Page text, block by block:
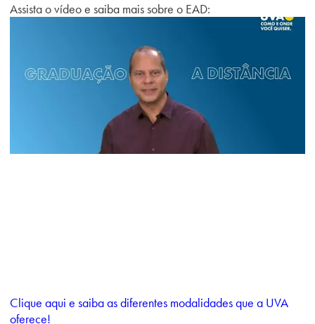
Assista o vídeo e saiba mais sobre o EAD:
Clique aqui e saiba as diferentes modalidades que a UVA
oferece!